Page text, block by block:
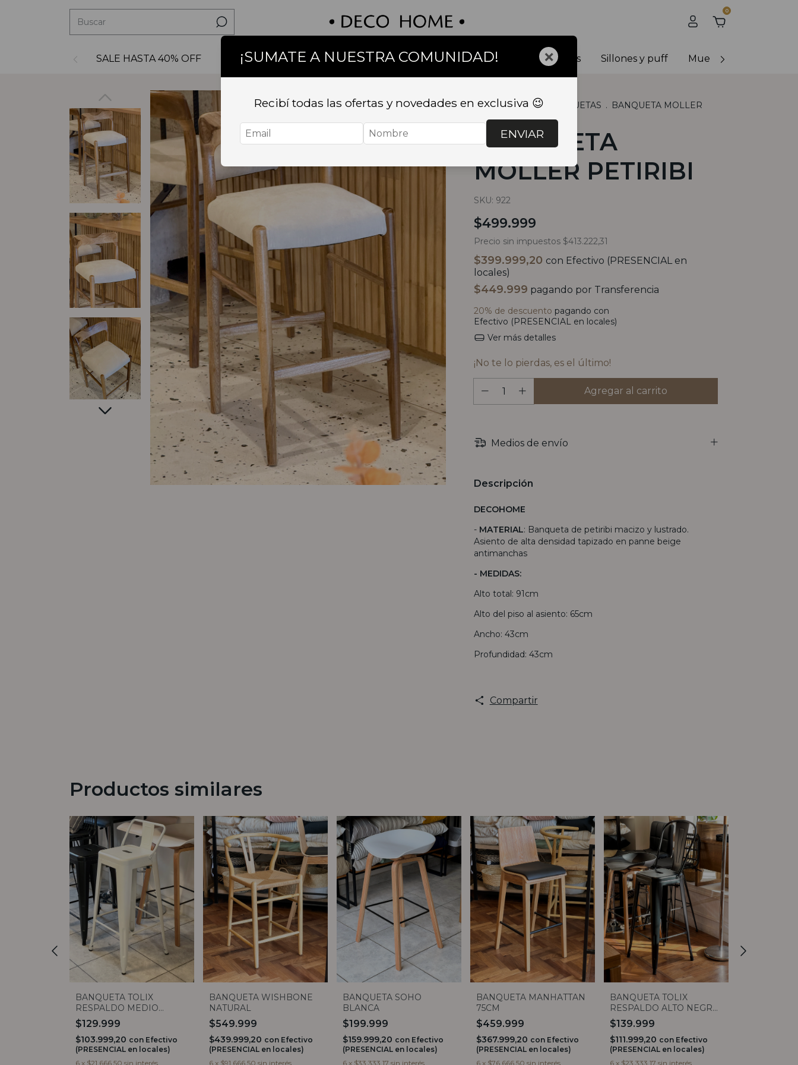
0
SALE HASTA 40% OFF Decoracion Textil Bazar Baño Muebles Sillas y banquetas Sillones y puff Muebles de exterior
Inicio . SILLAS . BANQUETAS . BANQUETA MOLLER
BANQUETA
MOLLER PETIRIBI
SKU: 922
$499.999
Precio sin impuestos $413.222,31
$399.999,20 con Efectivo (PRESENCIAL en
locales)
$449.999 pagando por Transferencia
20% de descuento pagando con
Efectivo (PRESENCIAL en locales)
Ver más detalles
¡No te lo pierdas, es el último!
Medios de envío
Descripción
DECOHOME
- MATERIAL: Banqueta de petiribi macizo y lustrado.
Asiento de alta densidad tapizado en panne beige
antimanchas
- MEDIDAS:
Alto total: 91cm
Alto del piso al asiento: 65cm
Ancho: 43cm
Profundidad: 43cm
Compartir
Productos similares
BANQUETA TOLIX
RESPALDO MEDIO
BLANCO MATE
$129.999
$103.999,20 con Efectivo
(PRESENCIAL en locales)
6 x $21.666,50 sin interés
BANQUETA WISHBONE
NATURAL
$549.999
$439.999,20 con Efectivo
(PRESENCIAL en locales)
6 x $91.666,50 sin interés
BANQUETA SOHO
BLANCA
$199.999
$159.999,20 con Efectivo
(PRESENCIAL en locales)
6 x $33.333,17 sin interés
BANQUETA MANHATTAN
75CM
$459.999
$367.999,20 con Efectivo
(PRESENCIAL en locales)
6 x $76.666,50 sin interés
BANQUETA TOLIX
RESPALDO ALTO NEGRO
MATE
$139.999
$111.999,20 con Efectivo
(PRESENCIAL en locales)
6 x $23.333,17 sin interés
¡SUMATE A NUESTRA COMUNIDAD! ×
Recibí todas las ofertas y novedades en exclusiva 😉
ENVIAR